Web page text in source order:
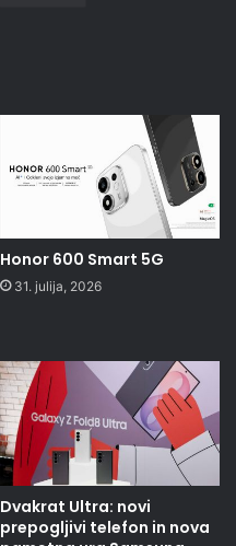
Honor 600 Smart 5G
31. julija, 2026
Dvakrat Ultra: novi
prepogljivi telefon in nova